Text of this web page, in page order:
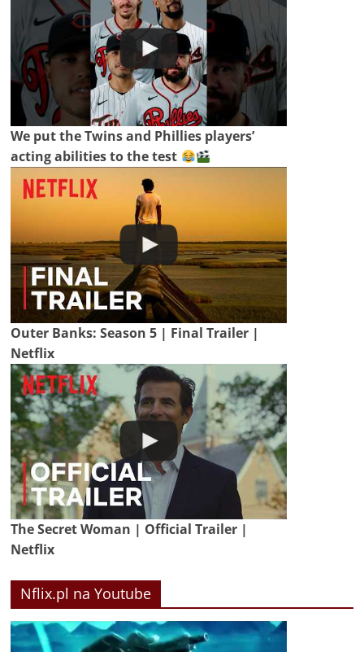
We put the Twins and Phillies players’
acting abilities to the test
Outer Banks: Season 5 | Final Trailer |
Netflix
The Secret Woman | Official Trailer |
Netflix
Nflix.pl na Youtube